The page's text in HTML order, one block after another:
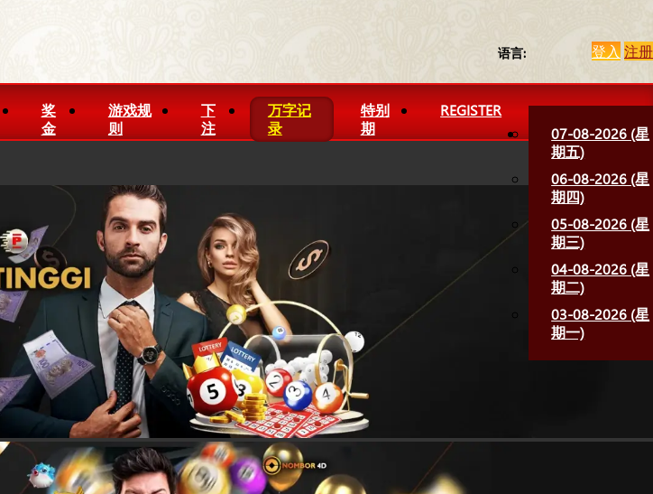
语言: 登入注册
奖
金
游戏规
则
下
注
万字记
录
特别
期
REGISTER
07-08-2026 (星
期五)
06-08-2026 (星
期四)
05-08-2026 (星
期三)
04-08-2026 (星
期二)
03-08-2026 (星
期一)